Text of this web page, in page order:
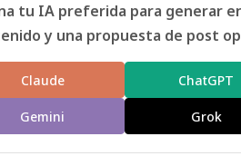
tu IA preferida para generar
y una propuesta de post
Claude ChatGPT
Gemini Grok